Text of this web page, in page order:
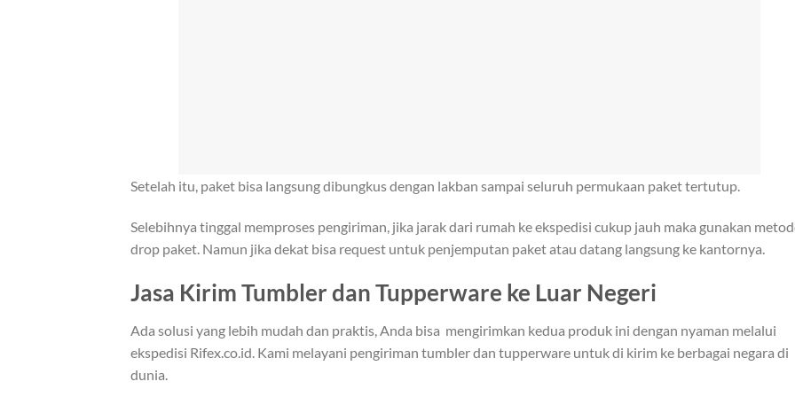
Setelah itu, paket bisa langsung dibungkus dengan lakban sampai seluruh permukaan paket tertutup.
Selebihnya tinggal memproses pengiriman, jika jarak dari rumah ke ekspedisi cukup jauh maka gunakan
drop paket. Namun jika dekat bisa request untuk penjemputan paket atau datang langsung ke kantornya.
Jasa Kirim Tumbler dan Tupperware ke Luar Negeri
Ada solusi yang lebih mudah dan praktis, Anda bisa mengirimkan kedua produk ini dengan nyaman melalui
ekspedisi Rifex.co.id. Kami melayani pengiriman tumbler dan tupperware untuk di kirim ke berbagai negara di
dunia.